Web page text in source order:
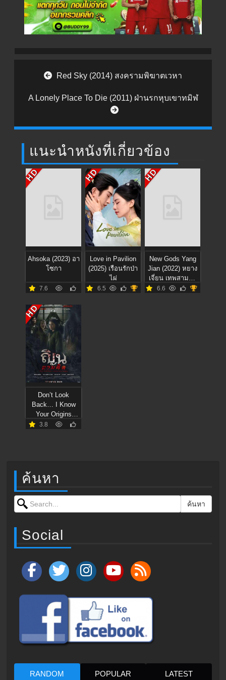
Post navigation
Red Sky (2014) สงครามพิฆาตเวหา
A Lonely Place To Die (2011) ฝ่านรกหุบเขาทมิฬ
แนะนำหนังที่เกี่ยวข้อง
HD
Ahsoka (2023) อา
โซกา
7.6
HD
Love in Pavilion
(2025) เรือนรักป่า
ไผ่
6.5
HD
New Gods Yang
Jian (2022) หยาง
เจี่ยน เทพสามตา
มหาศึกผนึกเขา
6.6
HD
Don’t Look
Back… I Know
Your Origins
(2024) ณินตามติด
3.8
ค้นหา
Search for: ค้นหา
Social
RANDOM POPULAR LATEST